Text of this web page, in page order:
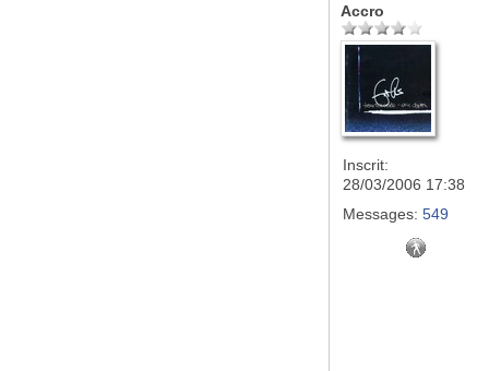
Accro
Inscrit:
28/03/2006 17:38
Messages: 549